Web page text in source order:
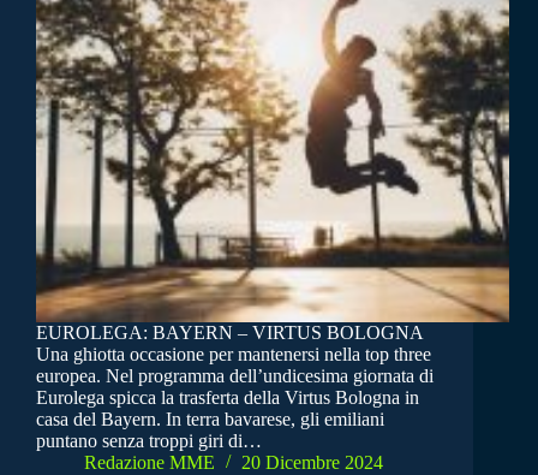
EUROLEGA: BAYERN – VIRTUS BOLOGNA
Una ghiotta occasione per mantenersi nella top three
europea. Nel programma dell’undicesima giornata di
Eurolega spicca la trasferta della Virtus Bologna in
casa del Bayern. In terra bavarese, gli emiliani
puntano senza troppi giri di…
Redazione MME
20 Dicembre 2024